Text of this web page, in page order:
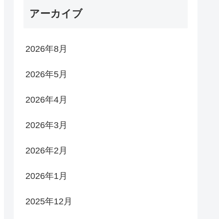
アーカイブ
2026年8月
2026年5月
2026年4月
2026年3月
2026年2月
2026年1月
2025年12月